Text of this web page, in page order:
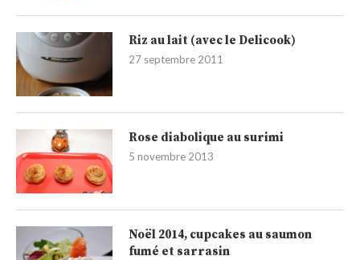
Riz au lait (avec le Delicook)
27 septembre 2011
Rose diabolique au surimi
5 novembre 2013
Noël 2014, cupcakes au saumon
fumé et sarrasin